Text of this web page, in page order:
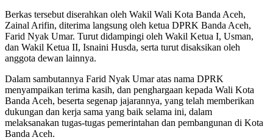
Berkas tersebut diserahkan oleh Wakil Wali Kota Banda Aceh,
Zainal Arifin, diterima langsung oleh ketua DPRK Banda Aceh,
Farid Nyak Umar. Turut didampingi oleh Wakil Ketua I, Usman,
dan Wakil Ketua II, Isnaini Husda, serta turut disaksikan oleh
anggota dewan lainnya.
Dalam sambutannya Farid Nyak Umar atas nama DPRK
menyampaikan terima kasih, dan penghargaan kepada Wali Kota
Banda Aceh, beserta segenap jajarannya, yang telah memberikan
dukungan dan kerja sama yang baik selama ini, dalam
melaksanakan tugas-tugas pemerintahan dan pembangunan di Kota
Banda Aceh.